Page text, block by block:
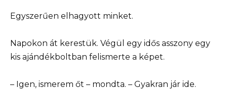
Egyszerűen elhagyott minket.
Napokon át kerestük. Végül egy idős asszony egy
kis ajándékboltban felismerte a képet.
– Igen, ismerem őt – mondta. – Gyakran jár ide.